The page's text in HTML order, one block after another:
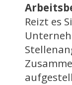
Reizt es